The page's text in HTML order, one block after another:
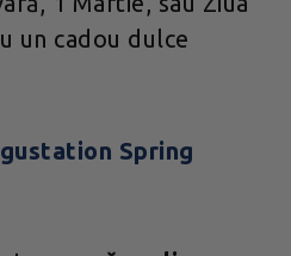
un cadou dulce
Spring